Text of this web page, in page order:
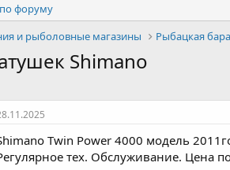
форуму
и рыболовные магазины Рыбацкая
Shimano
Twin Power 4000 модель
тех. Обслуживание. Цена